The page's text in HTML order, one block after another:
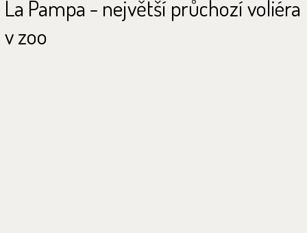
La Pampa - největší průchozí voliéra
v zoo